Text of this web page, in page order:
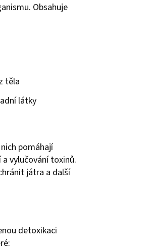
Obsahuje
těla
látky
pomáhají
vylučování toxinů.
játra a další
detoxikaci